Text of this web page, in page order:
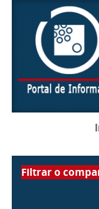
filtrar o